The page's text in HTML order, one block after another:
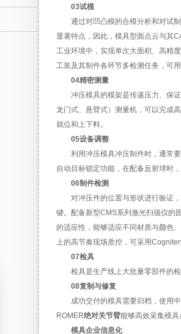
03试模
通过对凹凸模的合模分析和对试
显著特点，因此，模具型面点云与其
工业环境中，实现单次大面积、高精
工装及其制件各环节多检测任务，可
04精密测量
冲压模具的模架是传递压力、保
龙门式、悬臂式）测量机，可以完成
就位和上下料。
05设备调整
利用冲压模具冲压制件时，通常
自动目标锁定功能，在配备反射球时
06制件检测
对冲压件的位置与形状进行验证
键。配备新型CMS系列激光扫描仪的
的适应性，能够适应不同材质与颜色
上的高节奏现场质控，可采用
07检具
检具是生产线上大批量零部件的
08复制与修复
成功交付的模具需要归档，使用
ROMER绝对关节臂能够高效采集模具
模具企业信息化